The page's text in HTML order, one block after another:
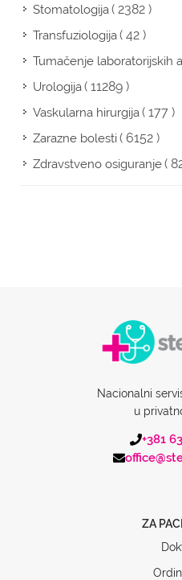
Stomatologija( 2382 )
Transfuziologija( 42 )
Tumačenje laboratorijskih
Urologija( 11289 )
Vaskularna hirurgija( 177 )
Zarazne bolesti( 6152 )
Zdravstveno osiguranje(
Nacionalni
u
+381
ZA